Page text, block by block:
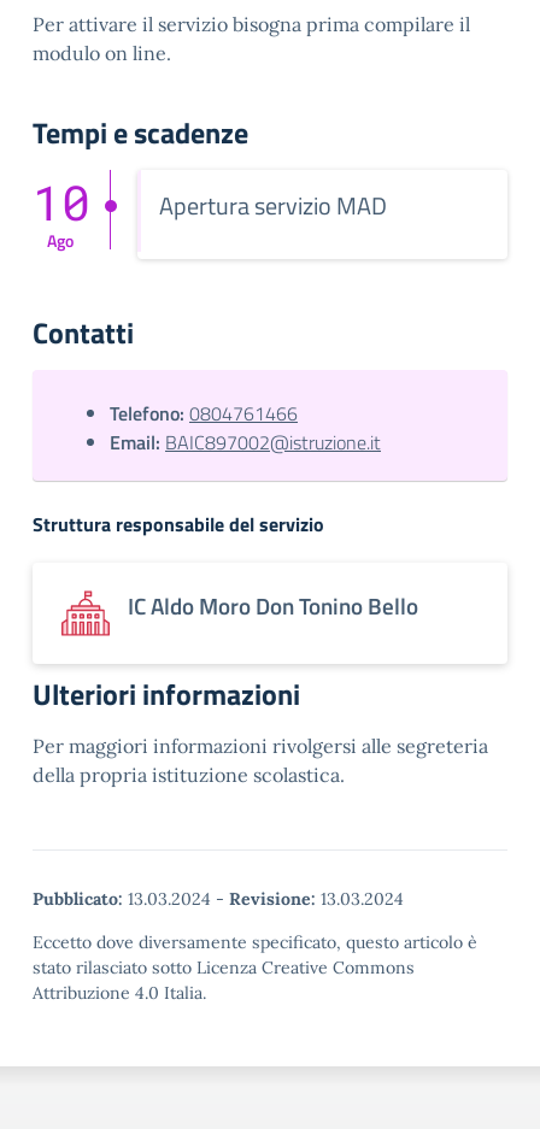
Per attivare il servizio bisogna prima compilare il
modulo on line.
Tempi e scadenze
10
Ago
Apertura servizio MAD
Contatti
Telefono: 0804761466
Email: BAIC897002@istruzione.it
Struttura responsabile del servizio
IC Aldo Moro Don Tonino Bello
Ulteriori informazioni
Per maggiori informazioni rivolgersi alle segreteria
della propria istituzione scolastica.
Pubblicato: 13.03.2024 - Revisione: 13.03.2024
Eccetto dove diversamente specificato, questo articolo è
stato rilasciato sotto Licenza Creative Commons
Attribuzione 4.0 Italia.